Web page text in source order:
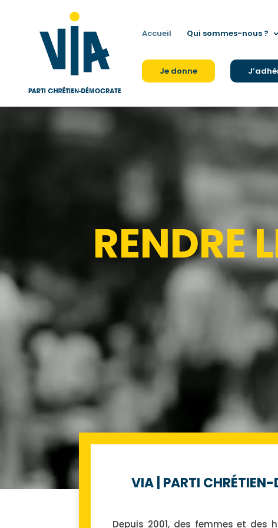
Accueil Qui sommes-nous ?
Je donne
RENDRE
VIA | PARTI
Depuis 2001, des femmes et des